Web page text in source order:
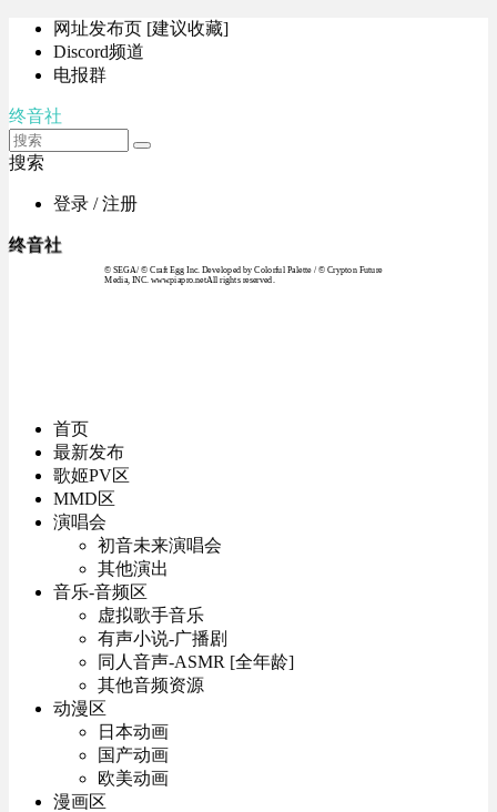
网址发布页 [建议收藏]
Discord频道
电报群
终音社
搜索
登录 / 注册
终音社
© SEGA / © Craft Egg Inc. Developed by Colorful Palette / © Crypton Future
Media, INC. www.piapro.netAll rights reserved.
首页
最新发布
歌姬PV区
MMD区
演唱会
初音未来演唱会
其他演出
音乐-音频区
虚拟歌手音乐
有声小说-广播剧
同人音声-ASMR [全年龄]
其他音频资源
动漫区
日本动画
国产动画
欧美动画
漫画区